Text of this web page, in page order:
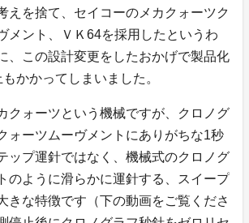
えを捨て、セイコーのメカクォーツク
メント、ＶＫ64を採用したというわ
、この設計変更をしたおかげで製品化
かかってしまいました。
クォーツという機械ですが、クロノグ
ォーツムーヴメントにありがちな1秒
ップ運針ではなく、機械式のクロノグ
のように滑らかに運針する、スイープ
きな特徴です（下の動画をご覧くださ